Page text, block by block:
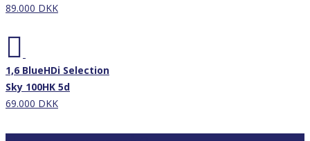
89.000 DKK
1,6 BlueHDi Selection
Sky 100HK 5d
69.000 DKK